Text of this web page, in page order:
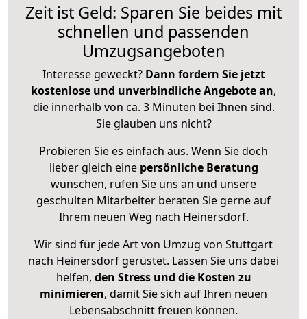
Zeit ist Geld: Sparen Sie beides mit
schnellen und passenden
Umzugsangeboten
Interesse geweckt? Dann fordern Sie jetzt
kostenlose und unverbindliche Angebote an,
die innerhalb von ca. 3 Minuten bei Ihnen sind.
Sie glauben uns nicht?
Probieren Sie es einfach aus. Wenn Sie doch
lieber gleich eine persönliche Beratung
wünschen, rufen Sie uns an und unsere
geschulten Mitarbeiter beraten Sie gerne auf
Ihrem neuen Weg nach Heinersdorf.
Wir sind für jede Art von Umzug von Stuttgart
nach Heinersdorf gerüstet. Lassen Sie uns dabei
helfen, den Stress und die Kosten zu
minimieren, damit Sie sich auf Ihren neuen
Lebensabschnitt freuen können.